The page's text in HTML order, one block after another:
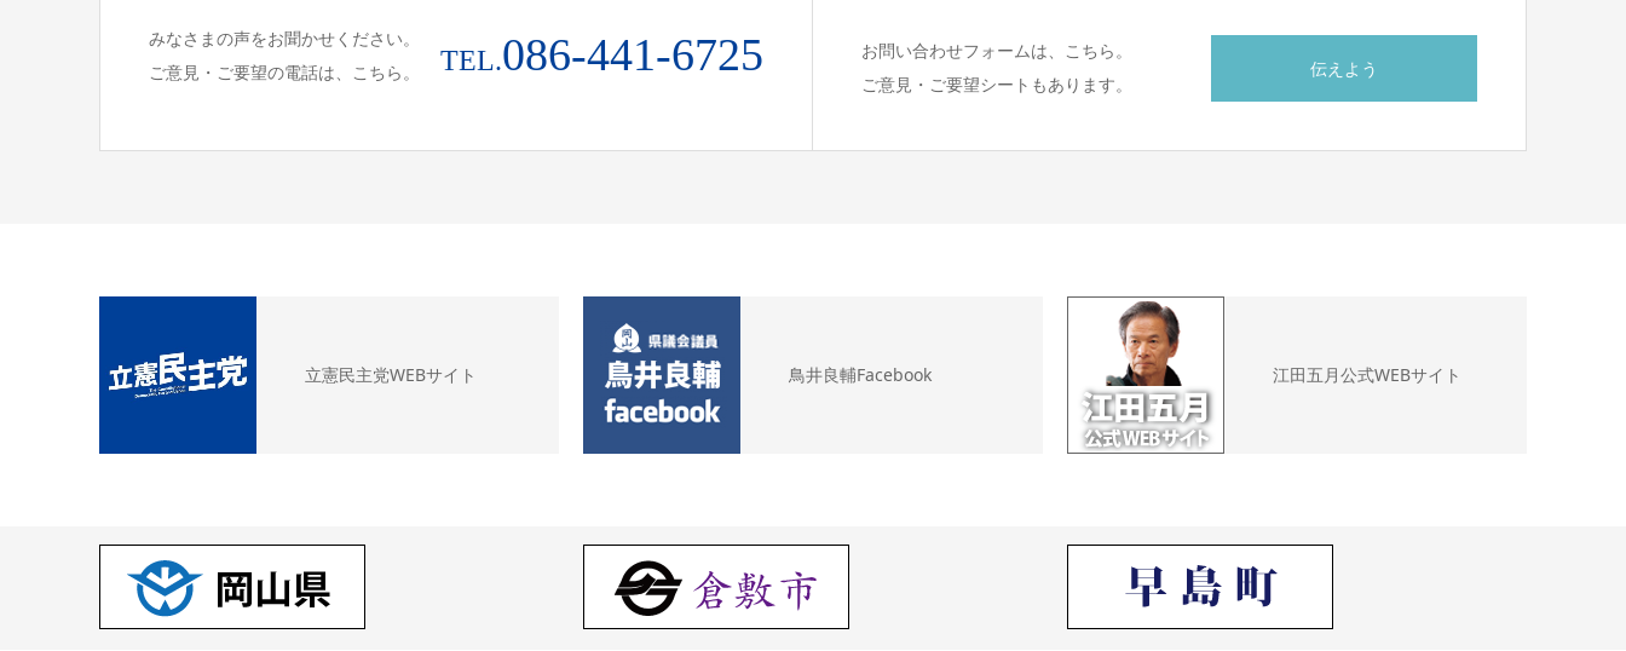
みなさまの声をお聞かせください。
ご意見・ご要望の電話は、こちら。
TEL.086-441-6725
お問い合わせフォームは、こちら。
ご意見・ご要望シートもあります。
伝えよう
立憲民主党WEBサイト 鳥井良輔Facebook 江田五月公式WEBサイト